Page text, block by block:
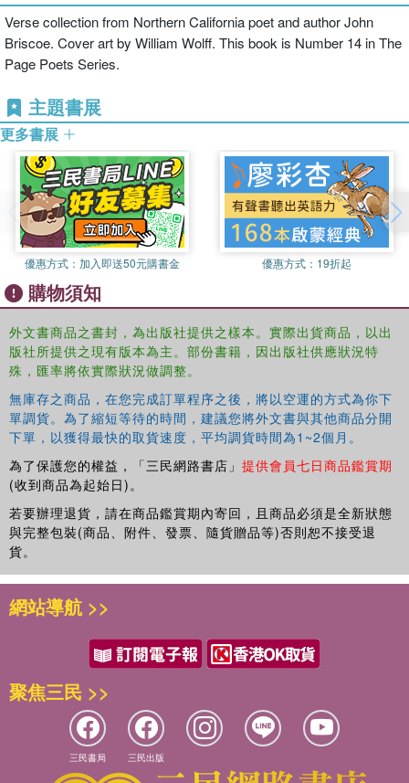
Verse collection from Northern California poet and author John
Briscoe. Cover art by William Wolff. This book is Number 14 in The
Page Poets Series.
主題書展
更多書展
優惠方式： 加入即送50元購書金 優惠方式： 19折起
購物須知
外文書商品之書封，為出版社提供之樣本。實際出貨商品，以出
版社所提供之現有版本為主。部份書籍，因出版社供應狀況特
殊，匯率將依實際狀況做調整。
無庫存之商品，在您完成訂單程序之後，將以空運的方式為你下
單調貨。為了縮短等待的時間，建議您將外文書與其他商品分開
下單，以獲得最快的取貨速度，平均調貨時間為1~2個月。
為了保護您的權益，「三民網路書店」 提供會員七日商品鑑賞期
(收到商品為起始日)。
若要辦理退貨，請在商品鑑賞期內寄回，且商品必須是全新狀態
與完整包裝(商品、附件、發票、隨貨贈品等)否則恕不接受退
貨。
網站導航 >>
聚焦三民 >>
三民書局 三民出版